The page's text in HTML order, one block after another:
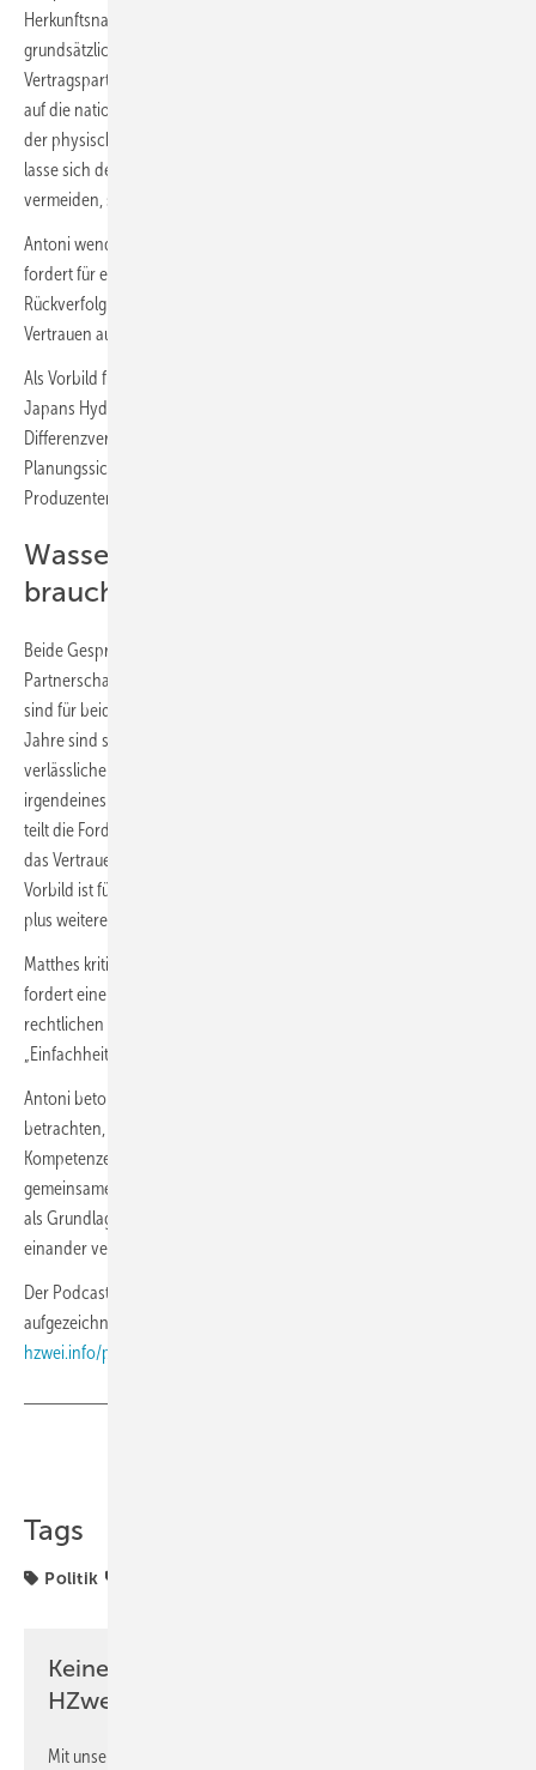
Herkunftsnachweise aus Norwegen erwerben. Hierfür muss jedoch
grundsätzlich eine Leitungsverbindung zwischen den
Vertragsparteien bestehen. Zudem sind die Herkunftsnachweise nicht
auf die nationalen Klimabilanzen der Staaten anrechenbar – dort gilt
der physische Ort der Erzeugung.) Durch diesen virtuellen Handel
lasse sich der Markthochlauf beschleunigen und unnötige Transporte
vermeiden, so Matthes.
Antoni wendet sich gegen ein reines „Book-and-Claim“-Modell. Er
fordert für einen Zertifikatehandel zunächst eine physische
Rückverfolgbarkeit über eine Massenbilanz. Nur so könne das nötige
Vertrauen aufgebaut werden.
Als Vorbild für eine langfristige Wasserstoffpolitik nannte Antoni
Japans Hydrogen Society Promotion Act. Dieser sieht
Differenzverträge (CfD) über 15 Jahre sowie weitere zehn Jahre
Planungssicherheit vor und bindet die gesamte Lieferkette von
Produzenten bis zu Logistikdienstleistern in ein Projekt ein.
Wasserstoffpartnerschaften: Was
braucht es wirklich?
Beide Gesprächspartner werben für internationale Wasserstoff-
Partnerschaften, aber mit unterschiedlichem Fokus. Ein Knackpunkt
sind für beide langfristige Verträge. „Zehn Jahre sind nicht so gut, 20
Jahre sind super, 30 Jahre noch viel besser“, sagt Matthes. „Eine
verlässliche langfristige Abnahme ist einfach eine Voraussetzung, um
irgendeines dieser Projekte finanzierungsfähig zu machen.“ Antony
teilt die Forderung nach langfristigen, stabilen Regeln. „Wir müssen
das Vertrauen durch langfristige Verbindlichkeit aufbauen“, sagt er.
Vorbild ist für Antoni Japans Modell mit CfD-Verträgen über 15 Jahre
plus weiteren zehn Jahren ohne CfD.
Matthes kritisiert die europäische Regulierung als zu langsam und
fordert einen pragmatischen, stabilen und kontinuierlichen
rechtlichen Rahmen. Unterm Strich brauche der Markt nun
„Einfachheit und ein starkes Commitment“.
Antoni betont, Europa müsse Exportländer als Miteigentümer
betrachten, nicht nur als Lieferanten. Standards, Technologien und
Kompetenzen müsse man gemeinsam entwickeln und so ein
gemeinsames Verständnis sowie interoperable Zertifizierungssysteme
als Grundlage für einen globalen Wasserstoffmarkt schaffen. „Lass uns
einander verstehen und zusammenarbeiten“, ist sein Fazit.
Der Podcast The Hydrogen Elevator wurde dieses Mal auf Englisch
aufgezeichnet. Die Folge 4 ist ab dem
hzwei.info/podcast
Tags
Politik
Keine Zeit? Kein Problem mit dem
HZwei-Newsletter!
Mit unserem Newsletter erhalten Sie regelmäßig von uns